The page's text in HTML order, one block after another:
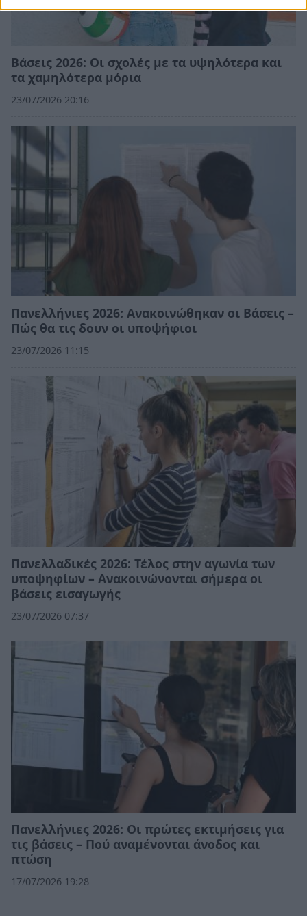
Βάσεις 2026: Οι σχολές με τα υψηλότερα και
τα χαμηλότερα μόρια
23/07/2026 20:16
Πανελλήνιες 2026: Ανακοινώθηκαν οι Βάσεις –
Πώς θα τις δουν οι υποψήφιοι
23/07/2026 11:15
Πανελλαδικές 2026: Τέλος στην αγωνία των
υποψηφίων – Ανακοινώνονται σήμερα οι
βάσεις εισαγωγής
23/07/2026 07:37
Πανελλήνιες 2026: Οι πρώτες εκτιμήσεις για
τις βάσεις – Πού αναμένονται άνοδος και
πτώση
17/07/2026 19:28